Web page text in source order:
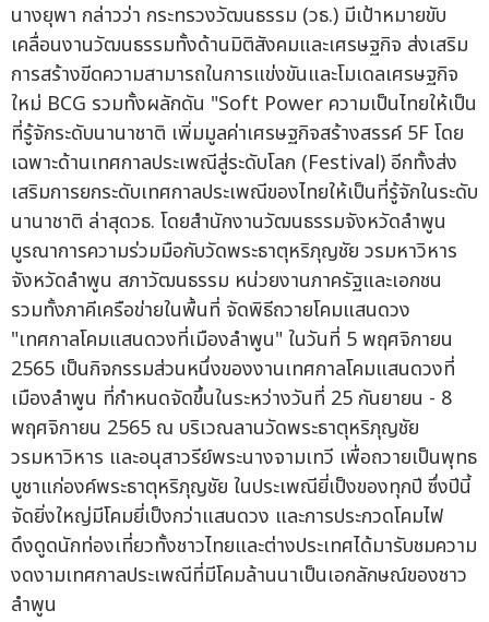
นางยุพา กล่าวว่า กระทรวงวัฒนธรรม (วธ.) มีเป้าหมายขับ
เคลื่อนงานวัฒนธรรมทั้งด้านมิติสังคมและเศรษฐกิจ ส่งเสริม
การสร้างขีดความสามารถในการแข่งขันและโมเดลเศรษฐกิจ
ใหม่ BCG รวมทั้งผลักดัน "Soft Power ความเป็นไทยให้เป็น
ที่รู้จักระดับนานาชาติ เพิ่มมูลค่าเศรษฐกิจสร้างสรรค์ 5F โดย
เฉพาะด้านเทศกาลประเพณีสู่ระดับโลก (Festival) อีกทั้งส่ง
เสริมการยกระดับเทศกาลประเพณีของไทยให้เป็นที่รู้จักในระดับ
นานาชาติ ล่าสุดวธ. โดยสำนักงานวัฒนธรรมจังหวัดลำพูน
บูรณาการความร่วมมือกับวัดพระธาตุหริภุญชัย วรมหาวิหาร
จังหวัดลำพูน สภาวัฒนธรรม หน่วยงานภาครัฐและเอกชน
รวมทั้งภาคีเครือข่ายในพื้นที่ จัดพิธีถวายโคมแสนดวง
"เทศกาลโคมแสนดวงที่เมืองลำพูน" ในวันที่ 5 พฤศจิกายน
2565 เป็นกิจกรรมส่วนหนึ่งของงานเทศกาลโคมแสนดวงที่
เมืองลำพูน ที่กำหนดจัดขึ้นในระหว่างวันที่ 25 กันยายน - 8
พฤศจิกายน 2565 ณ บริเวณลานวัดพระธาตุหริภุญชัย
วรมหาวิหาร และอนุสาวรีย์พระนางจามเทวี เพื่อถวายเป็นพุทธ
บูชาแก่องค์พระธาตุหริภุญชัย ในประเพณียี่เป็งของทุกปี ซึ่งปีนี้
จัดยิ่งใหญ่มีโคมยี่เป็งกว่าแสนดวง และการประกวดโคมไฟ
ดึงดูดนักท่องเที่ยวทั้งชาวไทยและต่างประเทศได้มารับชมความ
งดงามเทศกาลประเพณีที่มีโคมล้านนาเป็นเอกลักษณ์ของชาว
ลำพูน